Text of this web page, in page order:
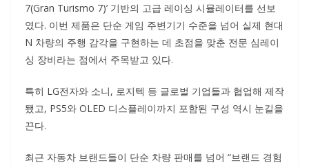
7(Gran Turismo 7)’ 기반의 고급 레이싱 시뮬레이터를 선보
였다. 이번 제품은 단순 게임 주변기기 수준을 넘어 실제 현대
N 차량의 주행 감각을 구현하는 데 초점을 맞춘 전문 심레이
싱 장비라는 점에서 주목받고 있다.
특히 LG전자와 소니, 로지텍 등 글로벌 기업들과 협업해 제작
됐고, PS5와 OLED 디스플레이까지 포함된 구성 역시 눈길을
끈다.
최근 자동차 브랜드들이 단순 차량 판매를 넘어 “브랜드 경험